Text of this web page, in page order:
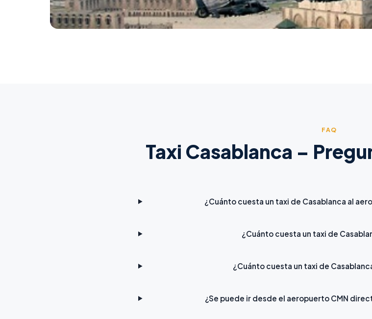
FAQ
Taxi Casablanca –
¿Cuánto cuesta un taxi de Casablanca al
¿Cuánto cuesta un taxi de
¿Cuánto cuesta un taxi de
¿Se puede ir desde el aeropuerto CMN